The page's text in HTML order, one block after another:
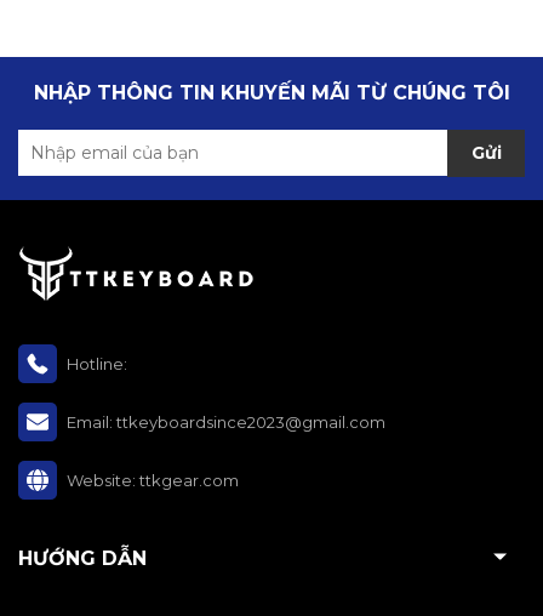
NHẬP THÔNG TIN KHUYẾN MÃI TỪ CHÚNG TÔI
Gửi
Hotline:
Email:ttkeyboardsince2023@gmail.com
Website:ttkgear.com
HƯỚNG DẪN